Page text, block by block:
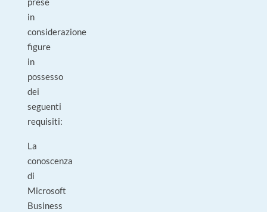
in
considerazione
figure
in
possesso
dei
seguenti
requisiti:
La
conoscenza
di
Microsoft
Business